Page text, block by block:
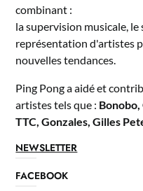
combinant :
la supervision musicale,
représentation d'artistes
nouvelles tendances.
Ping Pong a aidé et
artistes tels que : Bonobo,
TTC, Gonzales, Gilles
NEWSLETTER
FACEBOOK